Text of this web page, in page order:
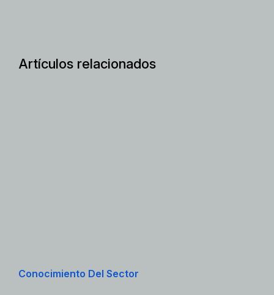
Artículos relacionados
Conocimiento Del Sector